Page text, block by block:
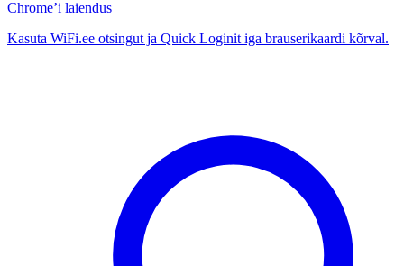
Chrome’i laiendus
Kasuta WiFi.ee otsingut ja Quick Loginit iga brauserikaardi kõrval.